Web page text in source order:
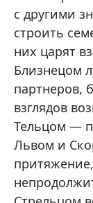
с другими
строить
них царят
Близнецом
партнеров,
взглядов
Тельцом —
Львом и